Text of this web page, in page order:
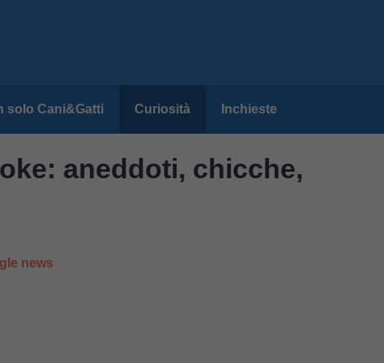
solo Cani&Gatti Curiosità Inchieste
aneddoti, chicche,
news